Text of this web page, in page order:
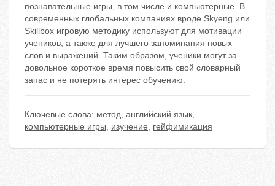
познавательные игры, в том числе и компьютерные. В
современных глобальных компаниях вроде Skyeng или
Skillbox игровую методику используют для мотивации
учеников, а также для лучшего запоминания новых
слов и выражений. Таким образом, ученики могут за
довольное короткое время повысить свой словарный
запас и не потерять интерес обучению.
Ключевые слова: метод, английский язык,
компьютерные игры, изучение, гейфимикация